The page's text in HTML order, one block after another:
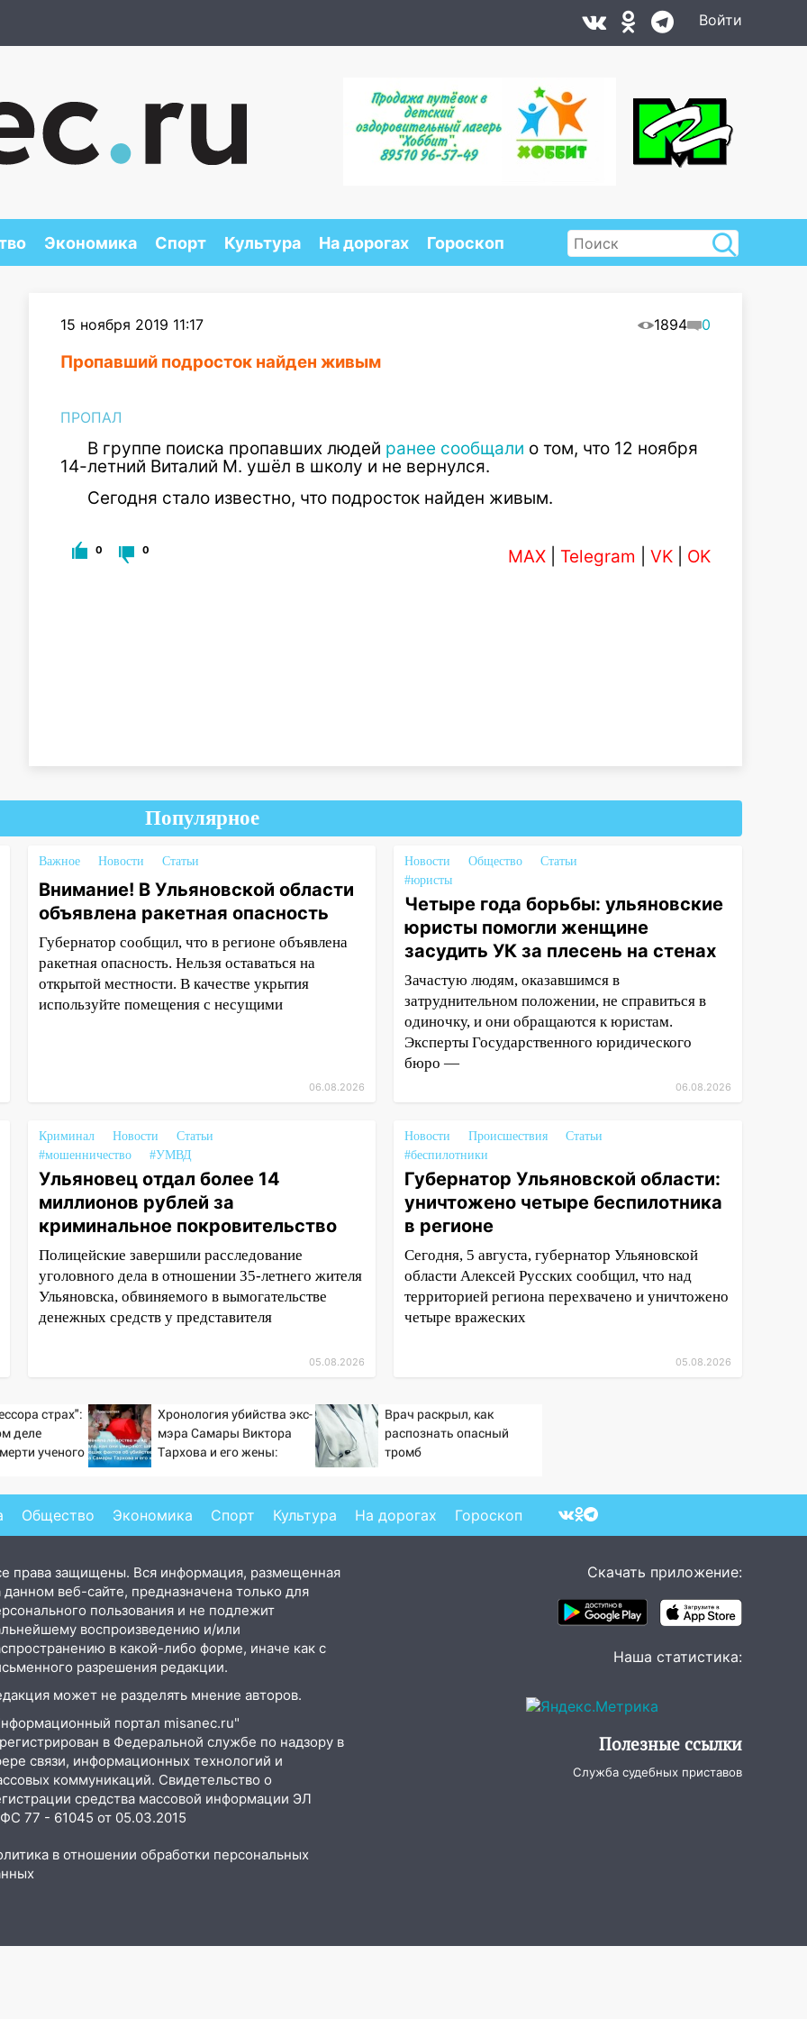
Войти
Экономика Спорт Культура На дорогах Гороскоп
15 ноября 2019 11:17 1894 0
Пропавший подросток найден живым
ПРОПАЛ
В группе поиска пропавших людей ранее сообщали о том, что 12 ноября
14-летний Виталий М. ушёл в школу и не вернулся.
Сегодня стало известно, что подросток найден живым.
0 0 MAX Telegram VK OK
Популярное
Важное Новости Статьи
Внимание! В Ульяновской области
объявлена ракетная опасность
Губернатор сообщил, что в регионе объявлена
ракетная опасность. Нельзя оставаться на
открытой местности. В качестве укрытия
используйте помещения с несущими
06.08.2026
Новости Общество
Статьи
#юристы
Четыре года борьбы: ульяновские
юристы помогли женщине
засудить УК за плесень на стенах
Зачастую людям, оказавшимся в
затруднительном положении, не справиться в
одиночку, и они обращаются к юристам.
Эксперты Государственного юридического
бюро —
06.08.2026
Криминал Новости
Статьи
#мошенничество
#УМВД
Ульяновец отдал более 14
миллионов рублей за
криминальное покровительство
Полицейские завершили расследование
уголовного дела в отношении 35-летнего жителя
Ульяновска, обвиняемого в вымогательстве
денежных средств у представителя
05.08.2026
Новости Происшествия
Статьи
#беспилотники
Губернатор Ульяновской области:
уничтожено четыре беспилотника
в регионе
Сегодня, 5 августа, губернатор Ульяновской
области Алексей Русских сообщил, что над
территорией региона перехвачено и уничтожено
четыре вражеских
05.08.2026
страх":
деле
ученого
Хронология убийства экс-
мэра Самары Виктора
Тархова и его жены:
подробности
Врач раскрыл, как
распознать опасный
тромб
Общество Экономика Спорт Культура На дорогах Гороскоп
права защищены. Вся информация, размещенная
данном веб-сайте, предназначена только для
пользования и не подлежит
воспроизведению и/или
в какой-либо форме, иначе как с
разрешения редакции.
может не разделять мнение авторов.
портал misanec.ru"
в Федеральной службе по надзору в
связи, информационных технологий и
коммуникаций. Свидетельство о
средства массовой информации ЭЛ
77 - 61045 от 05.03.2015
в отношении обработки персональных
Скачать приложение:
Наша статистика:
Полезные ссылки
Служба судебных приставов